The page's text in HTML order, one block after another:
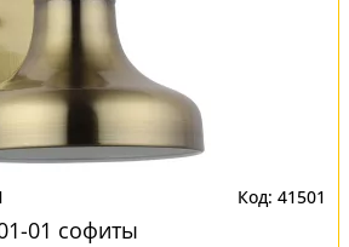
41501
01 софиты